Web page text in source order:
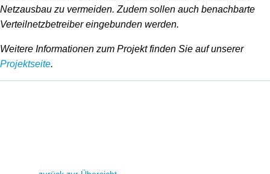
Netzausbau zu vermeiden. Zudem sollen auch benachbarte
Verteilnetzbetreiber eingebunden werden.
Weitere Informationen zum Projekt finden Sie auf unserer
Projektseite.